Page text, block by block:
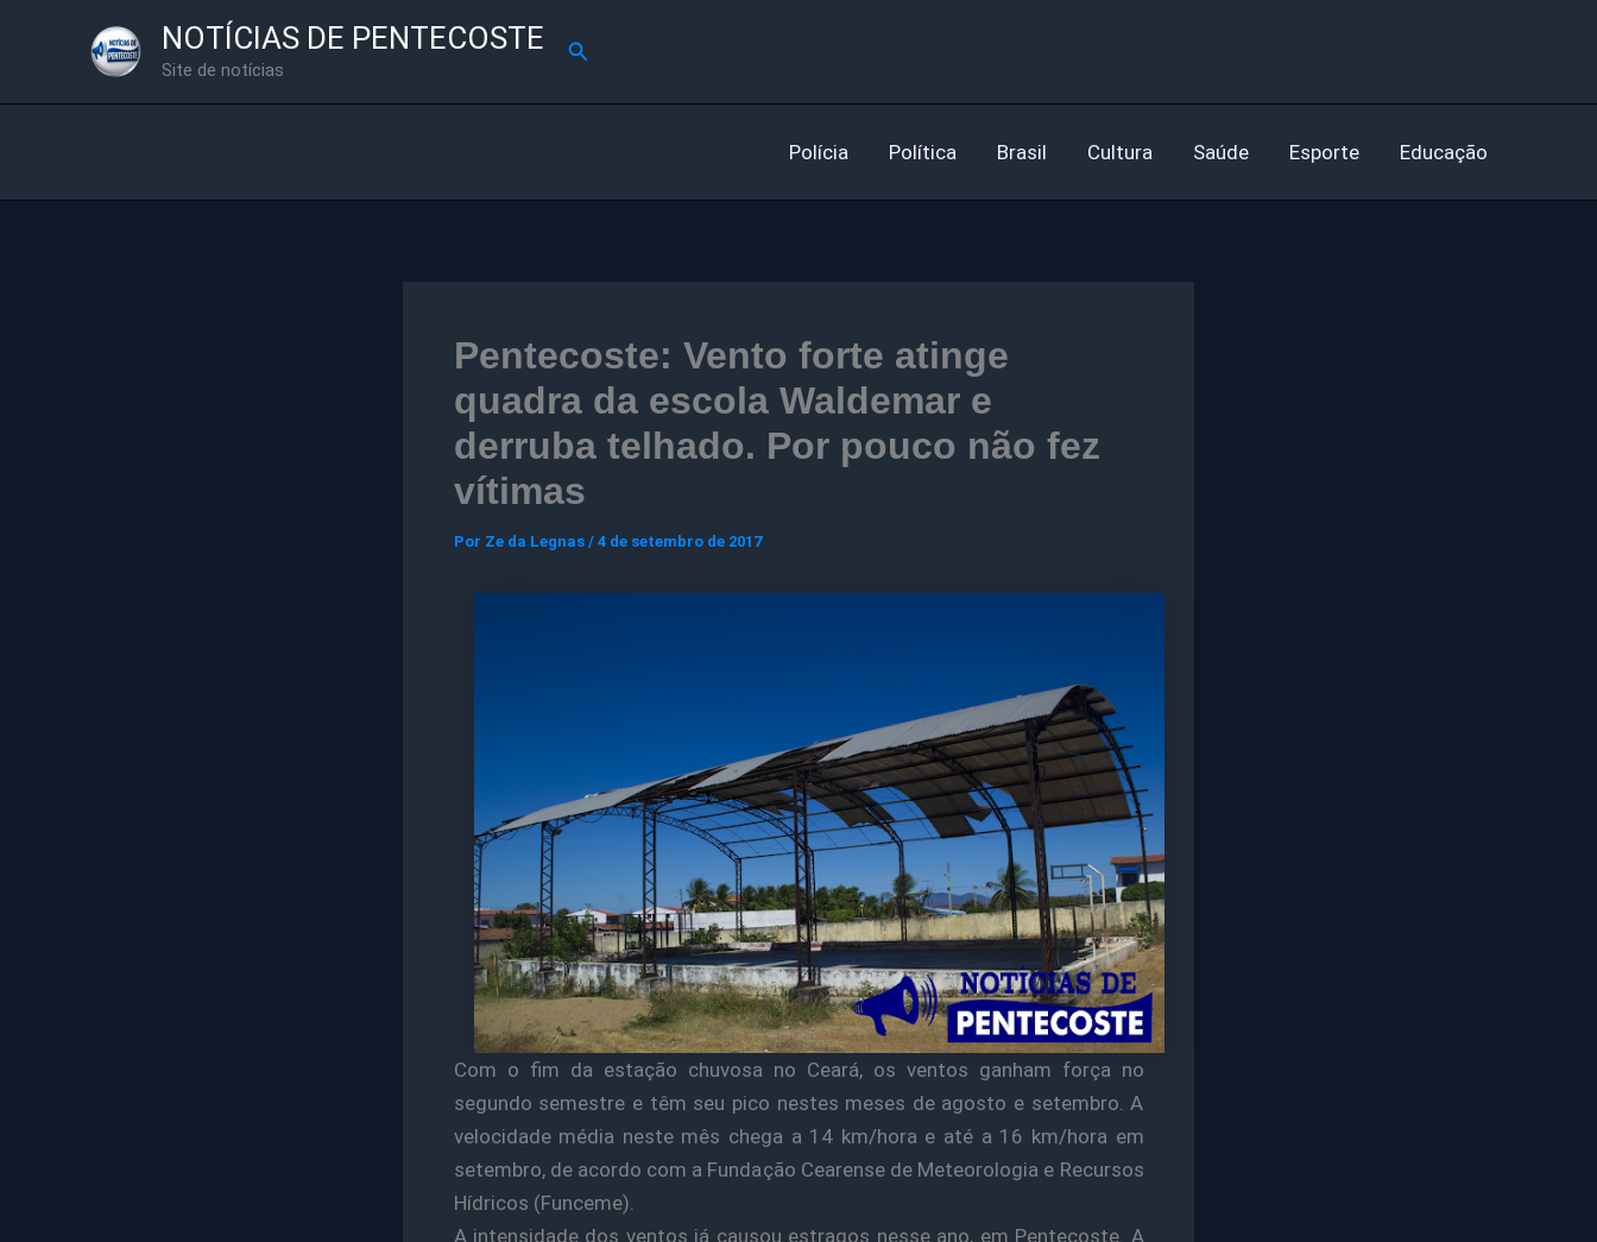
NOTÍCIAS DE PENTECOSTE
Site de notícias
Pesquisar
Polícia Política Brasil Cultura Saúde Esporte Educação
Pentecoste: Vento forte atinge
quadra da escola Waldemar e
derruba telhado. Por pouco não fez
vítimas
Por Ze da Legnas / 4 de setembro de 2017
Com o fim da estação chuvosa no Ceará, os ventos ganham força no
segundo semestre e têm seu pico nestes meses de agosto e setembro. A
velocidade média neste mês chega a 14 km/hora e até a 16 km/hora em
setembro, de acordo com a Fundação Cearense de Meteorologia e Recursos
Hídricos (Funceme).
A intensidade dos ventos já causou estragos nesse ano, em Pentecoste. A